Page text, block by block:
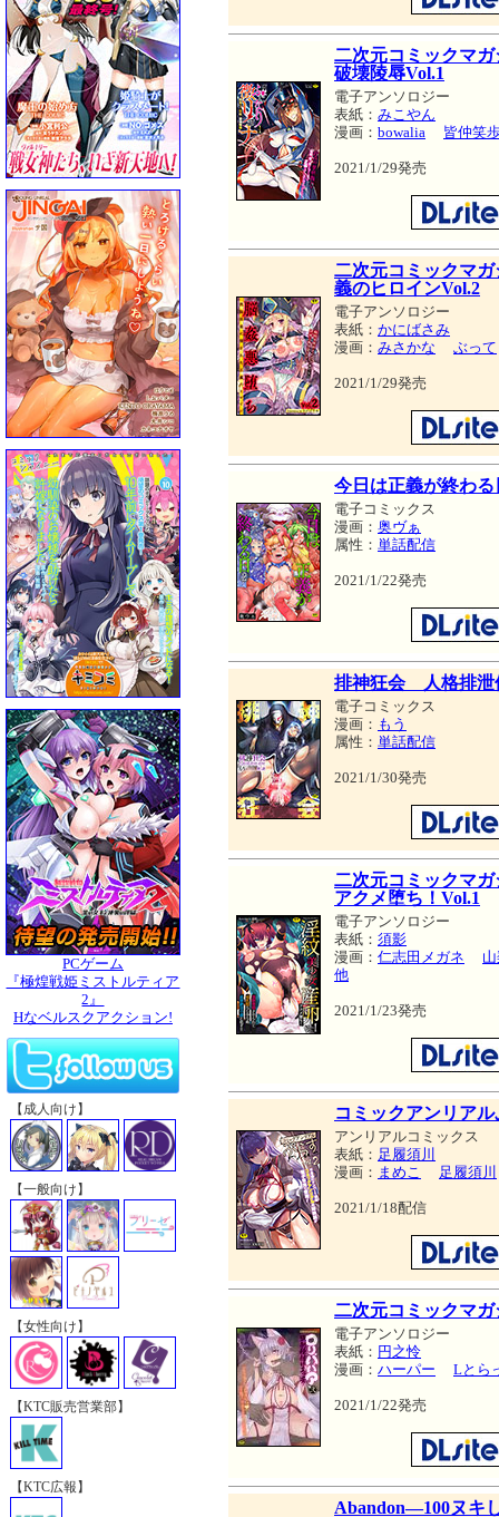
PCゲーム
『極煌戦姫ミストルティア
2』
Hなベルスクアクション!
【成人向け】
【一般向け】
【女性向け】
【KTC販売営業部】
【KTC広報】
二次元コミックマ
破壊陵辱Vol.1
電子アンソロジー
表紙： みこやん
漫画： bowalia 皆仲笑
2021/1/29発売
二次元コミックマ
義のヒロインVol.2
電子アンソロジー
表紙： かにばさみ
漫画： みさかな ぶって
2021/1/29発売
今日は正義が終わる
電子コミックス
漫画： 奥ヴぁ
属性： 単話配信
2021/1/22発売
排神狂会 人格排
電子コミックス
漫画： もう
属性： 単話配信
2021/1/30発売
二次元コミックマ
アクメ堕ち！Vol.1
電子アンソロジー
表紙： 須影
漫画： 仁志田メガネ
他
2021/1/23発売
コミックアンリア
アンリアルコミックス
表紙： 足履須川
漫画： まめこ 足履須川
2021/1/18配信
二次元コミックマ
電子アンソロジー
表紙： 円之怜
漫画： ハーパー Lとら
2021/1/22発売
Abandon―100ヌキ